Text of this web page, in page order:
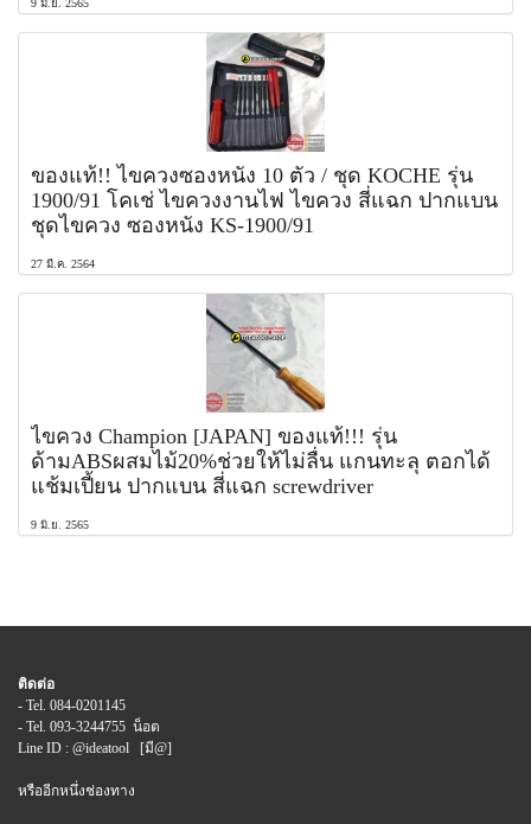
ของแท้!! ไขควงซองหนัง 10 ตัว / ชุด KOCHE รุ่น
1900/91 โคเช่ ไขควงงานไฟ ไขควง สี่แฉก ปากแบน
ชุดไขควง ซองหนัง KS-1900/91
27 มี.ค. 2564
ไขควง Champion [JAPAN] ของแท้!!! รุ่น
ด้ามABSผสมไม้20%ช่วยให้ไม่ลื่น แกนทะลุ ตอกได้
แช้มเปี้ยน ปากแบน สี่แฉก screwdriver
9 มิ.ย. 2565
ติดต่อ
- Tel. 084-0201145
- Tel. 093-3244755 น็อต
Line ID : @ideatool [มี@]
หรืออีกหนึ่งช่องทาง